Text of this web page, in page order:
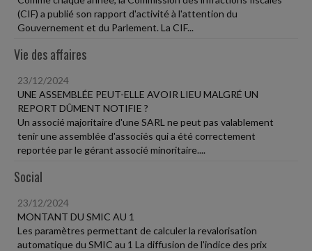
(CIF) a publié son rapport d'activité à l'attention du
Gouvernement et du Parlement. La CIF...
Vie des affaires
23/12/2024
UNE ASSEMBLÉE PEUT-ELLE AVOIR LIEU MALGRÉ UN
REPORT DÛMENT NOTIFIE ?
Un associé majoritaire d'une SARL ne peut pas valablement
tenir une assemblée d'associés qui a été correctement
reportée par le gérant associé minoritaire....
Social
23/12/2024
MONTANT DU SMIC AU 1
Les paramètres permettant de calculer la revalorisation
automatique du SMIC au 1 La diffusion de l'indice des prix